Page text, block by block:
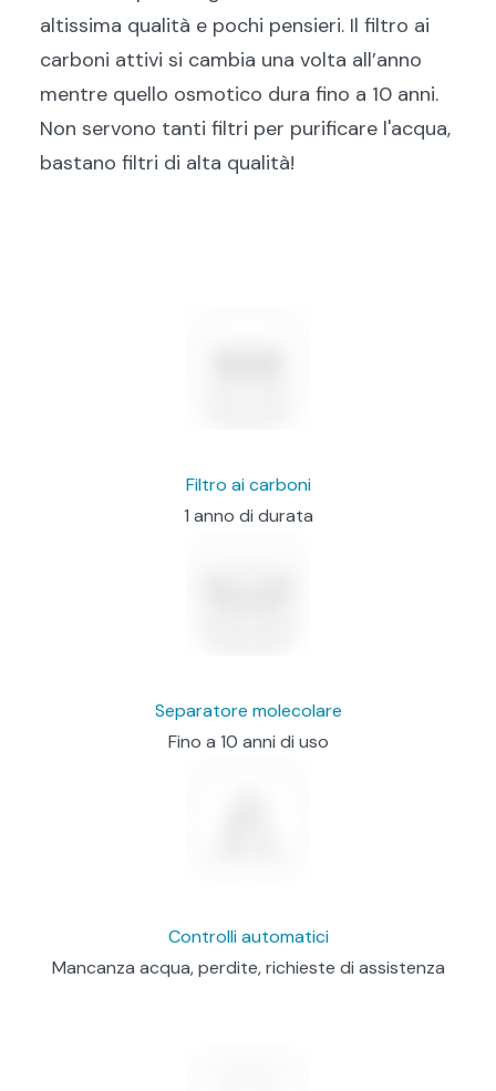
altissima qualità e pochi pensieri. Il filtro ai
carboni attivi si cambia una volta all’anno
mentre quello osmotico dura fino a 10 anni.
Non servono tanti filtri per purificare l'acqua,
bastano filtri di alta qualità!
Filtro ai carboni
1 anno di durata
Separatore molecolare
Fino a 10 anni di uso
Controlli automatici
Mancanza acqua, perdite, richieste di assistenza